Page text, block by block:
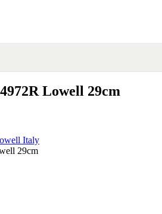
Lowell 29cm
Italy
29cm